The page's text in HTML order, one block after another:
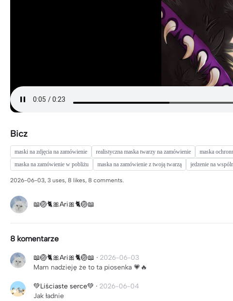
Bicz
maski na zdjęcia na zamówienie realistyczna maska twarzy na zamówienie maska
maska na zamówienie w pobliżu
maska na zamówienie z twoją twarzą jedzenie na
2026-06-03, 3 uses, 8 likes, 8 comments.
📖🏐🐈🎀Ari🎀🐈🏐📖
8 komentarze
📖🏐🐈🎀Ari🎀🐈🏐📖 · 2026-06-03
Mam nadzieję że to ta piosenka 💗🔥
💚Liściaste serce💚 · 2026-06-04
Jak ładnie